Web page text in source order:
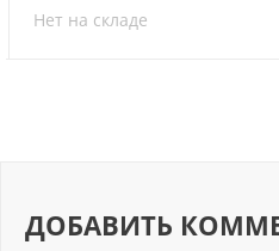
Нет на складе
ДОБАВИТЬ